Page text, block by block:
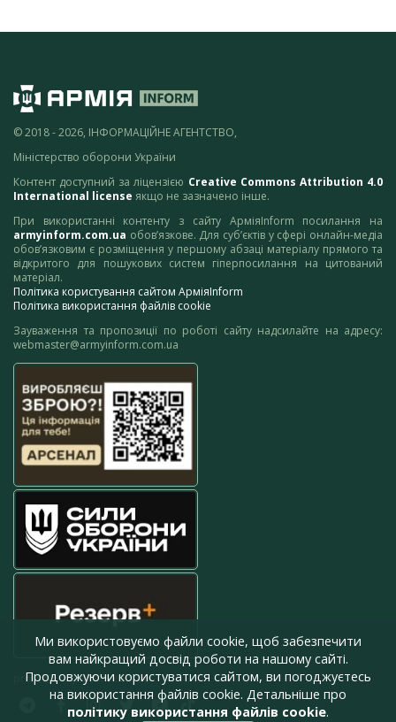
© 2018 - 2026, ІНФОРМАЦІЙНЕ АГЕНТСТВО,
Міністерство оборони України
Контент доступний за ліцензією Creative Commons Attribution 4.0
International license якщо не зазначено інше.
При використанні контенту з сайту АрміяInform посилання на
armyinform.com.ua обов’язкове. Для суб’єктів у сфері онлайн-медіа
обов’язковим є розміщення у першому абзаці матеріалу прямого та
відкритого для пошукових систем гіперпосилання на цитований
матеріал.
Політика користування сайтом АрміяInform
Політика використання файлів cookie
Зауваження та пропозиції по роботі сайту надсилайте на адресу:
webmaster@armyinform.com.ua
press@armyinform.com.ua
Ми використовуємо файли cookie, щоб забезпечити
вам найкращий досвід роботи на нашому сайті.
Продовжуючи користуватися сайтом, ви погоджуєтесь
на використання файлів cookie. Детальніше про
політику використання файлів cookie.